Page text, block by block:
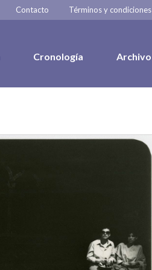
Contacto Términos y condiciones
Cronología Archivo